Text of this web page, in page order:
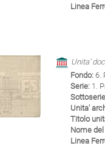
Linea
Unita'
Fondo:6.
Serie:1.
Unita'
Titolo
Nome
Linea